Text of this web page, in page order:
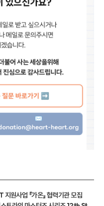
원사업 『가온』 협력기관 모집